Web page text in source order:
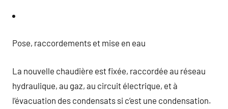
Pose, raccordements et mise en eau
La nouvelle chaudière est fixée, raccordée au réseau
hydraulique, au gaz, au circuit électrique, et à
l’évacuation des condensats si c’est une condensation.